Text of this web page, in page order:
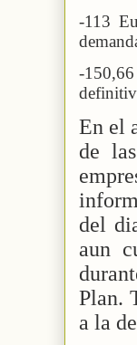
-113
-
En el
de
del
aun
Plan.
a la